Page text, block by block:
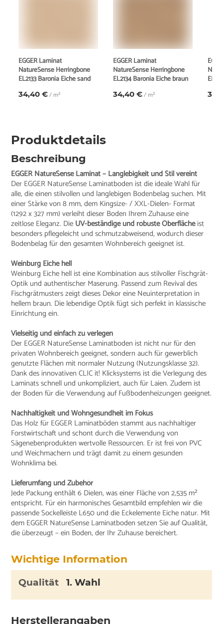
EGGER Laminat
NatureSense Herringbone
EL2133 Baronia Eiche sand
34,40 €/ m²
EGGER Laminat
NatureSense Herringbone
EL2134 Baronia Eiche braun
34,40 €/ m²
Produktdetails
Beschreibung
EGGER NatureSense Laminat – Langlebigkeit und Stil vereint
Der EGGER NatureSense Laminatboden ist die ideale Wahl für
alle, die einen stilvollen und langlebigen Bodenbelag suchen. Mit
einer Stärke von 8 mm, dem Kingsize- / XXL-Dielen- Format
(1292 x 327 mm) verleiht dieser Boden Ihrem Zuhause eine
zeitlose Eleganz. Die UV-beständige und robuste Oberflächeist
besonders pflegeleicht und schmutzabweisend, wodurch dieser
Bodenbelag für den gesamten Wohnbereich geeignet ist.
Weinburg Eiche hell
Weinburg Eiche hell ist eine Kombination aus stilvoller Fischgrät-
Optik und authentischer Maserung. Passend zum Revival des
Fischgrätmusters zeigt dieses Dekor eine Neuinterpretation in
hellem braun. Die lebendige Optik fügt sich perfekt in klassische
Einrichtung ein.
Vielseitig und einfach zu verlegen
Der EGGER NatureSense Laminatboden ist nicht nur für den
privaten Wohnbereich geeignet, sondern auch für gewerblich
genutzte Flächen mit normaler Nutzung (Nutzungsklasse 32).
Dank des innovativen CLIC it! Klicksystems ist die Verlegung des
Laminats schnell und unkompliziert, auch für Laien. Zudem ist
der Boden für die Verwendung auf Fußbodenheizungen geeignet.
Nachhaltigkeit und Wohngesundheit im Fokus
Das Holz für EGGER Laminatböden stammt aus nachhaltiger
Forstwirtschaft und schont durch die Verwendung von
Sägenebenprodukten wertvolle Ressourcen. Er ist frei von PVC
und Weichmachern und trägt damit zu einem gesunden
Wohnklima bei.
Lieferumfang und Zubehör
Jede Packung enthält 6 Dielen, was einer Fläche von 2,535 m²
entspricht. Für ein harmonisches Gesamtbild empfehlen wir die
passende Sockelleiste L650 und die Eckelemente Eiche natur. Mit
dem EGGER NatureSense Laminatboden setzen Sie auf Qualität,
die überzeugt – ein Boden, der Ihr Zuhause bereichert.
Wichtige Information
Qualität 1. Wahl
Herstellerangaben